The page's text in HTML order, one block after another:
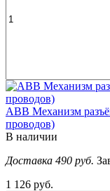
ABB Механизм
проводов)
В наличии
Доставка 490 руб.
1 126 руб.